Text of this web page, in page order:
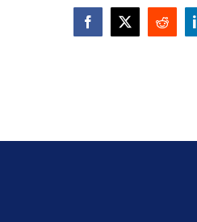
Facebook
X Reddit